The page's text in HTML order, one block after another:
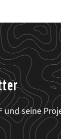
und seine